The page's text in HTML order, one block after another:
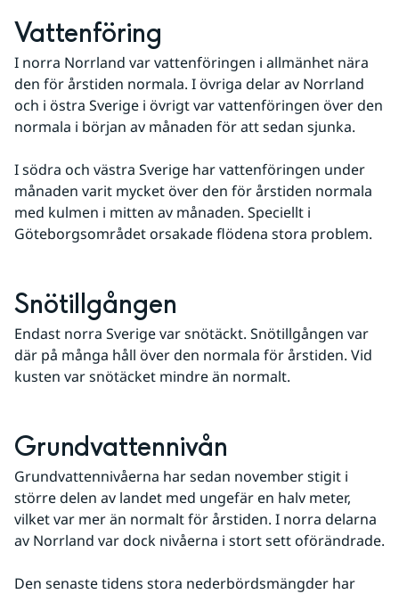
Vattenföring
I norra Norrland var vattenföringen i allmänhet nära
den för årstiden normala. I övriga delar av Norrland
och i östra Sverige i övrigt var vattenföringen över den
normala i början av månaden för att sedan sjunka.
I södra och västra Sverige har vattenföringen under
månaden varit mycket över den för årstiden normala
med kulmen i mitten av månaden. Speciellt i
Göteborgsområdet orsakade flödena stora problem.
Snötillgången
Endast norra Sverige var snötäckt. Snötillgången var
där på många håll över den normala för årstiden. Vid
kusten var snötäcket mindre än normalt.
Grundvattennivån
Grundvattennivåerna har sedan november stigit i
större delen av landet med ungefär en halv meter,
vilket var mer än normalt för årstiden. I norra delarna
av Norrland var dock nivåerna i stort sett oförändrade.
Den senaste tidens stora nederbördsmängder har